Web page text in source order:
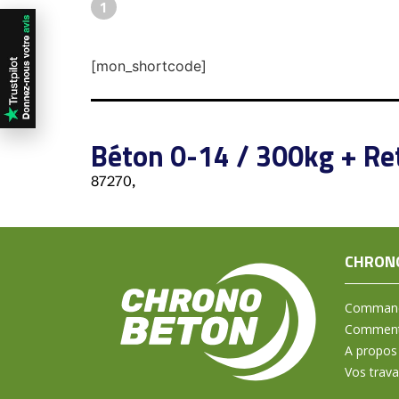
1
[mon_shortcode]
Béton 0-14 / 300kg +
87270,
A propos
Vos